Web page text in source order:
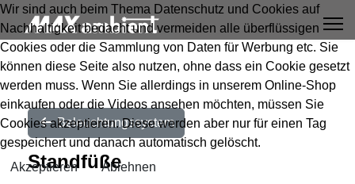
Beleuchtungssystem
Standfüße
Wir sind auch beim Thema Datenschutz und Cookies auf
Nachhaltigkeit bedacht und vermeiden alle überflüssigen
Cookies oder die Sammlung von Daten für Werbung etc. Sie
können diese Seite also nutzen, ohne dass ein Cookie gesetzt
werden muss. Wenn Sie allerdings in unserem Online-Shop
einkaufen oder die Videos ansehen möchten, müssen Sie
Cookies akzeptieren. Diese werden aber nur für einen Tag
gespeichert und danach automatisch gelöscht.
Akzeptieren
Ablehnen